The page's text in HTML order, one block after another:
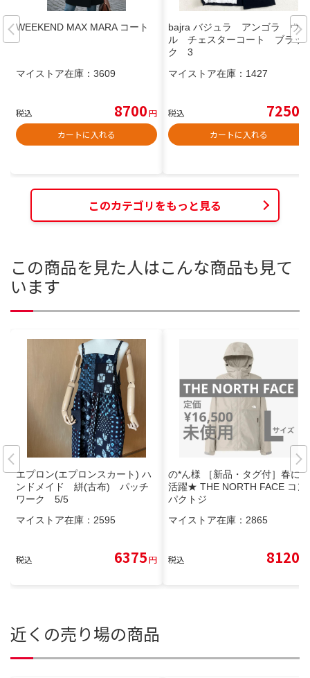
WEEKEND MAX MARA コート
マイストア在庫： 3609
税込 8700円
カートに入れる
bajra バジュラ アンゴラ ウー
ル チェスターコート ブラッ
ク 3
マイストア在庫： 1427
税込 7250
カートに入れる
このカテゴリをもっと見る
この商品を見た人はこんな商品も見て
います
エプロン(エプロンスカート) ハ
ンドメイド 絣(古布) パッチ
ワーク 5/5
マイストア在庫： 2595
税込 6375円
の*ん様 ［新品・タグ付］春に
活躍★ THE NORTH FACE コン
パクトジ
マイストア在庫： 2865
税込 8120
近くの売り場の商品